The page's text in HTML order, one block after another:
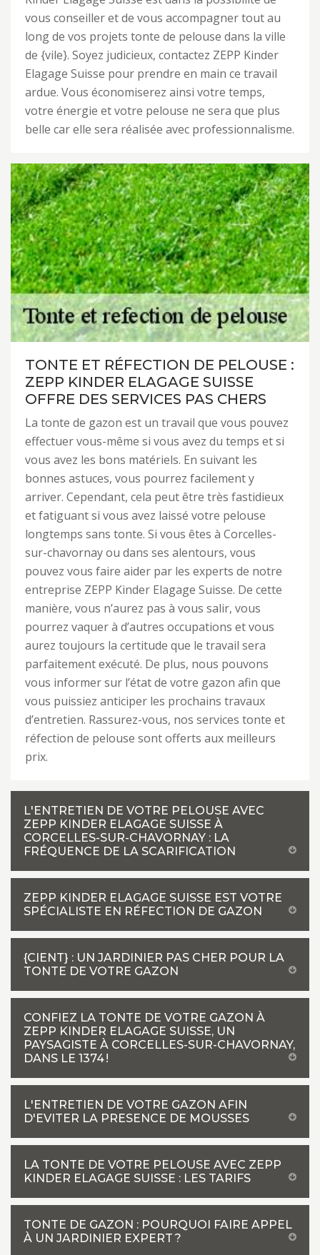
vous conseiller et de vous accompagner tout au
long de vos projets tonte de pelouse dans la ville
de {vile}. Soyez judicieux, contactez ZEPP Kinder
Elagage Suisse pour prendre en main ce travail
ardue. Vous économiserez ainsi votre temps,
votre énergie et votre pelouse ne sera que plus
belle car elle sera réalisée avec professionnalisme.
TONTE ET RÉFECTION DE PELOUSE :
ZEPP KINDER ELAGAGE SUISSE
OFFRE DES SERVICES PAS CHERS
La tonte de gazon est un travail que vous pouvez
effectuer vous-même si vous avez du temps et si
vous avez les bons matériels. En suivant les
bonnes astuces, vous pourrez facilement y
arriver. Cependant, cela peut être très fastidieux
et fatiguant si vous avez laissé votre pelouse
longtemps sans tonte. Si vous êtes à Corcelles-
sur-chavornay ou dans ses alentours, vous
pouvez vous faire aider par les experts de notre
entreprise ZEPP Kinder Elagage Suisse. De cette
manière, vous n’aurez pas à vous salir, vous
pourrez vaquer à d’autres occupations et vous
aurez toujours la certitude que le travail sera
parfaitement exécuté. De plus, nous pouvons
vous informer sur l’état de votre gazon afin que
vous puissiez anticiper les prochains travaux
d’entretien. Rassurez-vous, nos services tonte et
réfection de pelouse sont offerts aux meilleurs
prix.
L'ENTRETIEN DE VOTRE PELOUSE AVEC
ZEPP KINDER ELAGAGE SUISSE À
CORCELLES-SUR-CHAVORNAY : LA
FRÉQUENCE DE LA SCARIFICATION
ZEPP KINDER ELAGAGE SUISSE EST VOTRE
SPÉCIALISTE EN RÉFECTION DE GAZON
{CIENT} : UN JARDINIER PAS CHER POUR LA
TONTE DE VOTRE GAZON
CONFIEZ LA TONTE DE VOTRE GAZON À
ZEPP KINDER ELAGAGE SUISSE, UN
PAYSAGISTE À CORCELLES-SUR-CHAVORNAY,
DANS LE 1374 !
L'ENTRETIEN DE VOTRE GAZON AFIN
D'EVITER LA PRESENCE DE MOUSSES
LA TONTE DE VOTRE PELOUSE AVEC ZEPP
KINDER ELAGAGE SUISSE : LES TARIFS
TONTE DE GAZON : POURQUOI FAIRE APPEL
À UN JARDINIER EXPERT ?